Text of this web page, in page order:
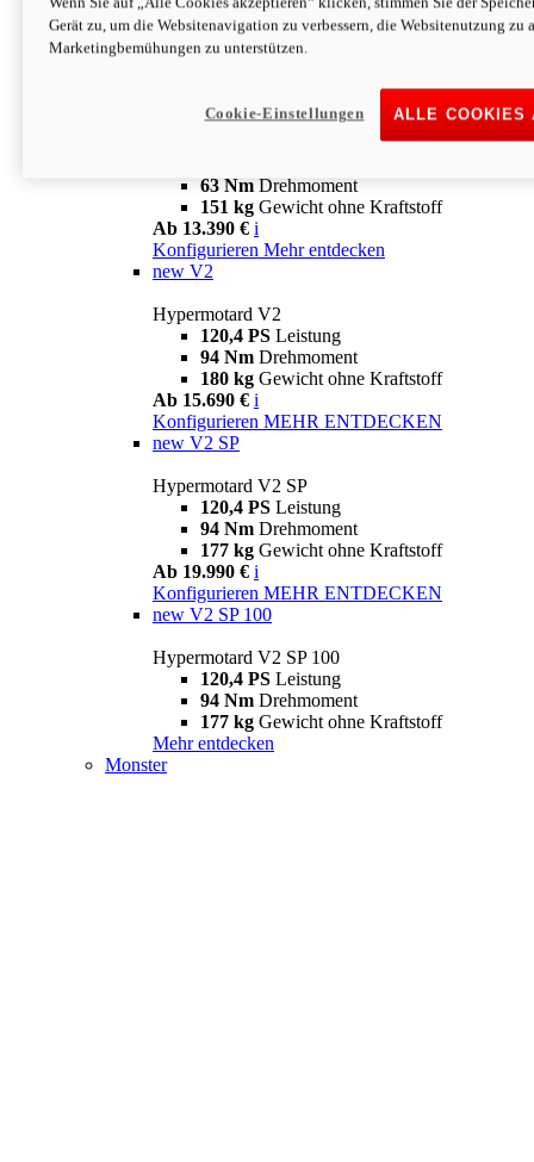
63 NmDrehmoment
151 kgGewicht ohne Kraftstoff
Ab 13.890 € i
63 Nm Drehmoment
151 kg Gewicht ohne Kraftstoff
Ab 13.390 € i
Konfigurieren Mehr entdecken
new V2
Hypermotard V2
120,4 PS Leistung
94 Nm Drehmoment
180 kg Gewicht ohne Kraftstoff
Ab 15.690 € i
Konfigurieren MEHR ENTDECKEN
new V2 SP
Hypermotard V2 SP
120,4 PS Leistung
94 Nm Drehmoment
177 kg Gewicht ohne Kraftstoff
Ab 19.990 € i
Konfigurieren MEHR ENTDECKEN
new V2 SP 100
Hypermotard V2 SP 100
120,4 PS Leistung
94 Nm Drehmoment
177 kg Gewicht ohne Kraftstoff
Mehr entdecken
Monster
Gerät zu, um die Websitenavigation zu verbessern, die Websitenutzung zu
Marketingbemühungen zu unterstützen.
ALLE COOKIES
Cookie-Einstellungen